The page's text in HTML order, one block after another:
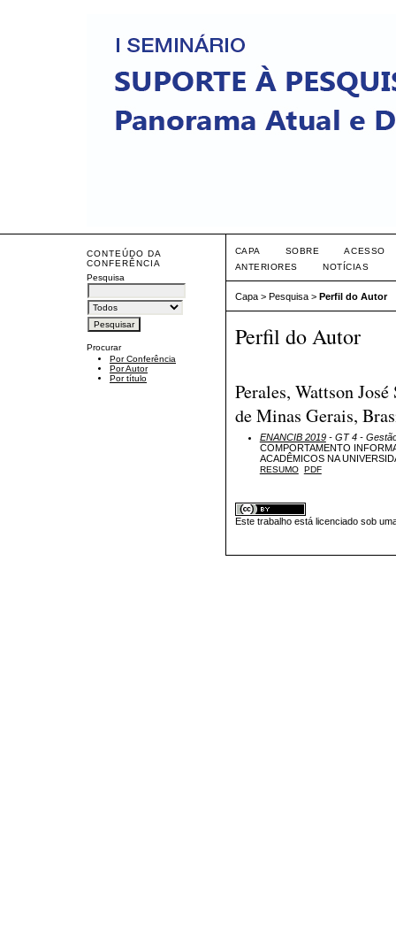
CONTEÚDO DA
CONFERÊNCIA
Pesquisa
Procurar
Por Conferência
Por Autor
Por título
CAPA SOBRE
ACESSO
ANTERIORES
NOTÍCIAS
Capa> Pesquisa> Perfil do Autor
Perfil do Autor
Perales, Wattson
de Minas Gerais,
ENANCIB 2019- GT 4 -
COMPORTAMENTO
ACADÊMICOS NA
RESUMO PDF
Este trabalho está licenciado sob